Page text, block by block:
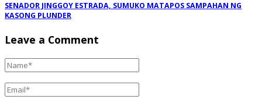
SENADOR JINGGOY ESTRADA, SUMUKO MATAPOS SAMPAHAN NG
KASONG PLUNDER
Leave a Comment